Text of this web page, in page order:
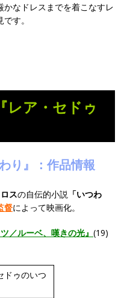
なドレスまでを着こなすレ
す。
レア・セドゥ
り』：作品情報
スの自伝的小説 「いつわ
督によって映画化。
／ルーベ、嘆きの光』 (19)
ドゥのいつ